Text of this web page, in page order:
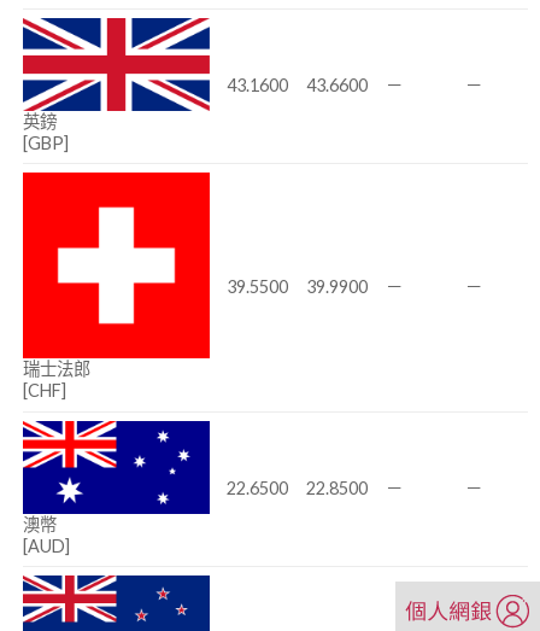
英鎊
[GBP]
43.1600 43.6600 － －
瑞士法郎
[CHF]
39.5500 39.9900 － －
澳幣
[AUD]
22.6500 22.8500 － －
開